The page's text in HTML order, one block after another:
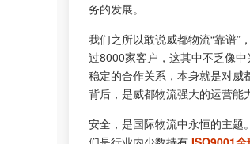
务的发展。
我们之所以敢说威都物流“靠谱”
过8000家客户，这其中不乏像
稳定的合作关系，本身就是对
背后，是威都物流强大的运营能
安全，是国际物流中永恒的主题